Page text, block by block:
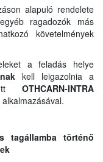
alapuló rendelete
ragadozók más
követelmények
a feladás helye
kell leigazolnia a
OTHCARN-INTRA
alkalmazásával.
tagállamba történő